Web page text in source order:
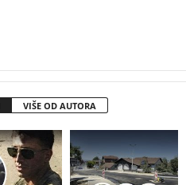
VIŠE OD AUTORA